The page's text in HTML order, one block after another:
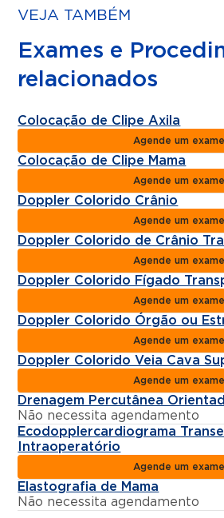
VEJA TAMBÉM
Exames e
relacionados
Colocação de Clipe Axila
Agende um exame
Colocação de Clipe Mama
Agende um exame
Doppler Colorido Crânio
Agende um exame
Doppler Colorido de Crânio
Agende um exame
Doppler Colorido Fígado
Agende um exame
Doppler Colorido Órgão ou
Agende um exame
Doppler Colorido Veia Cava
Agende um exame
Drenagem Percutânea
Não necessita agendamento
Ecodopplercardiograma
Intraoperatório
Agende um exame
Elastografia de Mama
Não necessita agendamento